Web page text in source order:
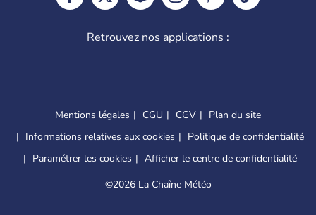
Retrouvez nos applications :
Mentions légales CGU CGV
Plan du site
Informations relatives aux cookies
Politique de confidentialité
Paramétrer les cookies
Afficher le centre de confidentialité
©2026 La Chaîne Météo